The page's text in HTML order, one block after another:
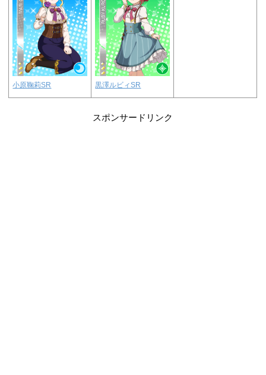
小原鞠莉SR 黒澤ルビィSR
スポンサードリンク